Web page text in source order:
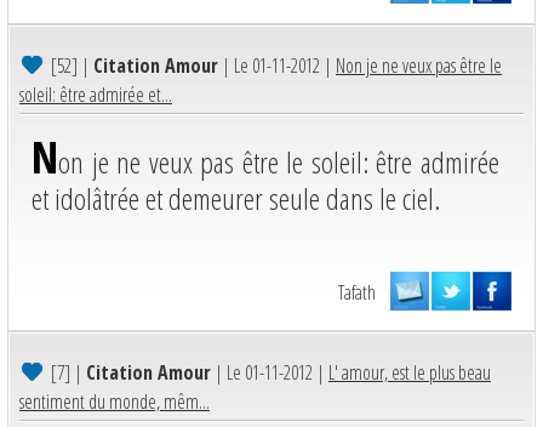
[52] | Citation Amour | Le 01-11-2012 | Non je ne veux pas être le
soleil: être admirée et...
Non je ne veux pas être le soleil: être admirée
et idolâtrée et demeurer seule dans le ciel.
Tafath
[7] | Citation Amour | Le 01-11-2012 | L' amour, est le plus beau
sentiment du monde, mêm...